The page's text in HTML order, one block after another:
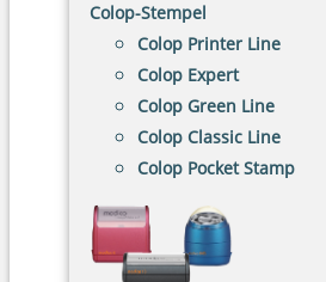
Colop-Stempel
Colop Printer Line
Colop Expert
Colop Green Line
Colop Classic Line
Colop Pocket Stamp